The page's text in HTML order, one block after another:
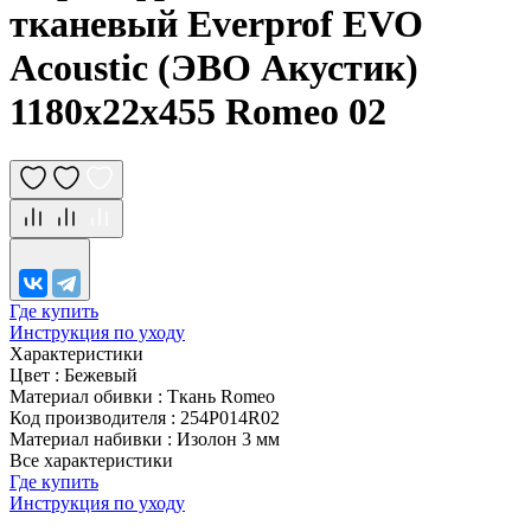
тканевый Everprof EVO
Acoustic (ЭВО Акустик)
1180х22x455 Romeo 02
Где купить
Инструкция по уходу
Характеристики
Цвет : Бежевый
Материал обивки : Ткань Romeo
Код производителя : 254P014R02
Материал набивки : Изолон 3 мм
Все характеристики
Где купить
Инструкция по уходу